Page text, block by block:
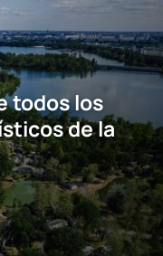
todos los
de la